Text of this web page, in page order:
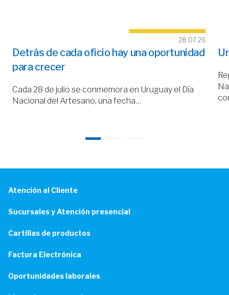
28.07.26
Detrás de cada oficio hay una oportunidad
para crecer
Cada 28 de julio se conmemora en Uruguay el Día
Nacional del Artesano, una fecha…
Atención al Cliente
Sucursales y Atención presencial
Cartillas de productos
Factura Electrónica
Oportunidades laborales